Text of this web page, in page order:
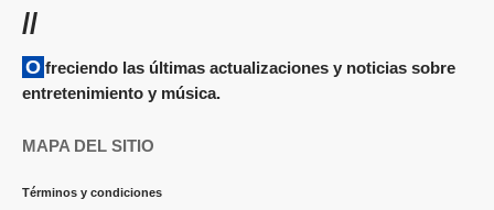
//
Ofreciendo las últimas actualizaciones y noticias sobre
entretenimiento y música.
MAPA DEL SITIO
Términos y condiciones